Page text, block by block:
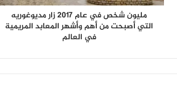
مليون شخص في عام 2017 زار مديوغوريه
التي أصبحت من أهم وأشهر المعابد المريمية
في العالم